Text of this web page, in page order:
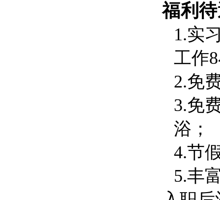
福利
1.实
工作
2.免
3.免
浴 ；
4.节
5.丰